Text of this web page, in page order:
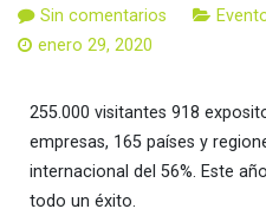
Sin comentarios
enero 29, 2020
255.000 visitantes 918
empresas, 165 países y
internacional del 56%. Este
todo un éxito.